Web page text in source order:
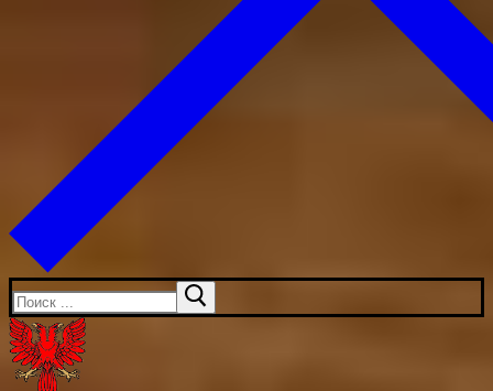
Искать: